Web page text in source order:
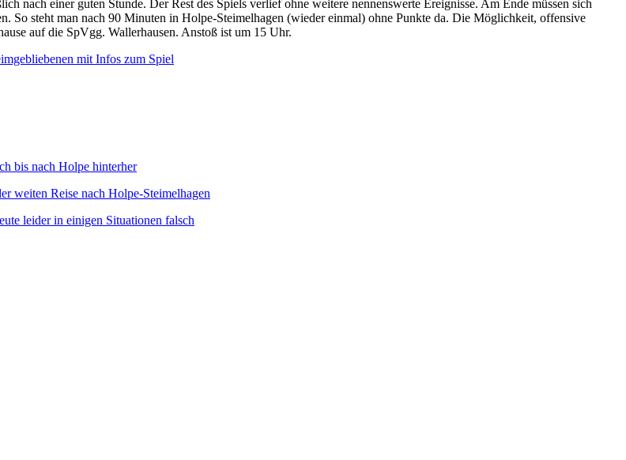
nach einer guten Stunde. Der Rest des Spiels verlief ohne weitere nennenswerte Ereignisse. Am Ende müssen sich
So steht man nach 90 Minuten in Holpe-Steimelhagen (wieder einmal) ohne Punkte da. Die Möglichkeit, offensive
auf die SpVgg. Wallerhausen. Anstoß ist um 15 Uhr.